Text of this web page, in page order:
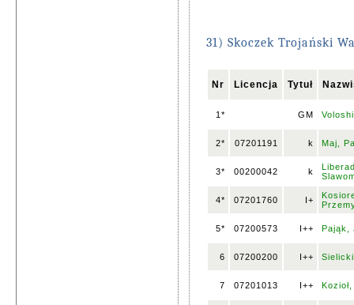
31) Skoczek Trojański
Nr Licencja Tytuł
1* GM
2* 07201191 k Maj,
3* 00200042 k
4* 07201760 I+
5* 07200573 I++ Pająk,
6 07200200 I++
7 07201013 I++ Kozioł,